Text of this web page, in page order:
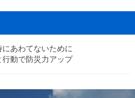
にあわてないために
行動で防災力アップ